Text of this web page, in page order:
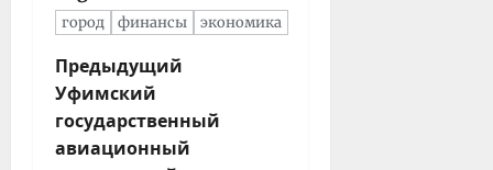
город финансы экономика
Н
а
в
и
Предыдущий
Уфимский
государственный
авиационный